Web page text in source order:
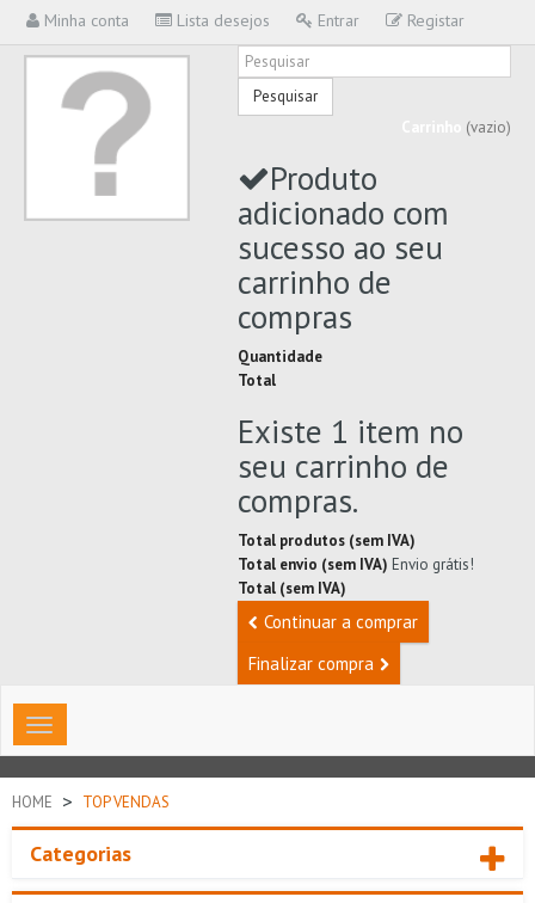
Minha conta Lista desejos Entrar Registar
Pesquisar
(vazio)
Produto
adicionado com
sucesso ao seu
carrinho de
compras
Quantidade
Total
Existe 1 item no
seu carrinho de
compras.
Total produtos (sem IVA)
Total envio (sem IVA) Envio grátis!
Total (sem IVA)
Continuar a comprar
Finalizar compra
Toggle
navigation
HOME > TOP VENDAS
Categorias